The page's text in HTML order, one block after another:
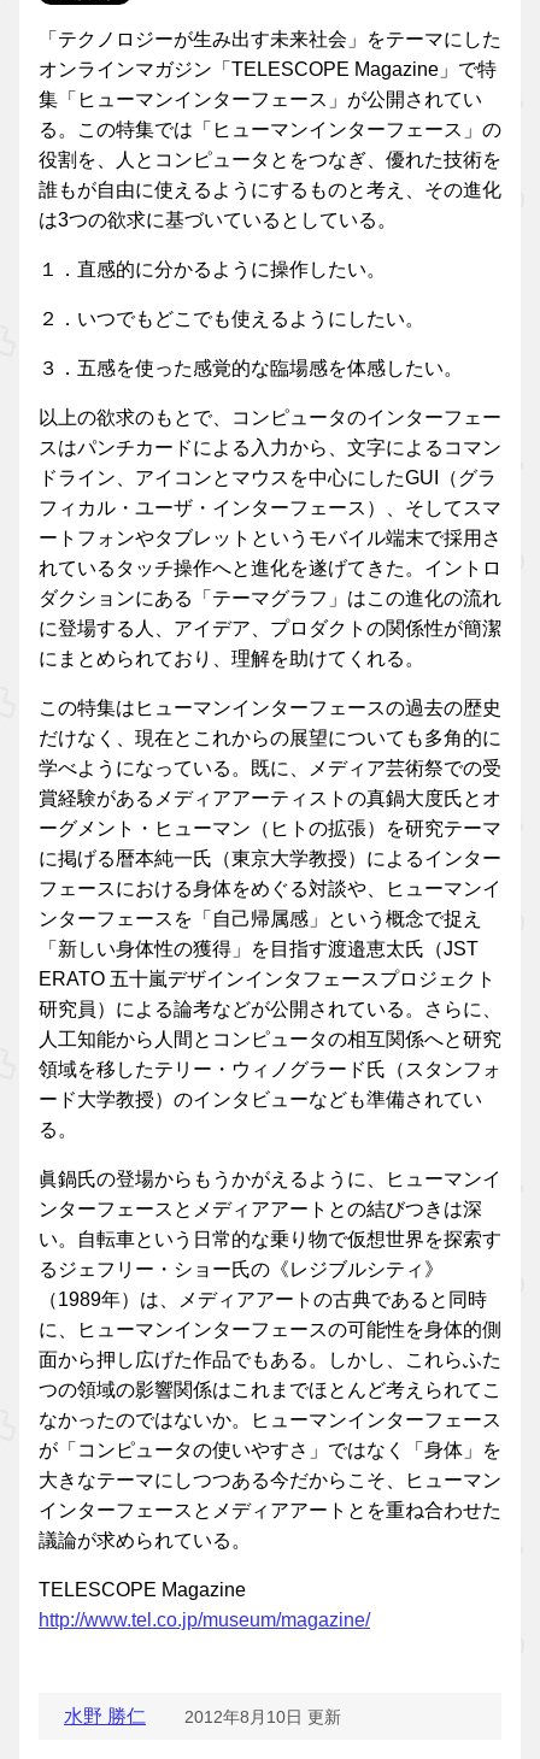
「テクノロジーが生み出す未来社会」をテーマにした
オンラインマガジン「TELESCOPE Magazine」で特
集「ヒューマンインターフェース」が公開されてい
る。この特集では「ヒューマンインターフェース」の
役割を、人とコンピュータとをつなぎ、優れた技術を
誰もが自由に使えるようにするものと考え、その進化
は3つの欲求に基づいているとしている。
１．直感的に分かるように操作したい。
２．いつでもどこでも使えるようにしたい。
３．五感を使った感覚的な臨場感を体感したい。
以上の欲求のもとで、コンピュータのインターフェー
スはパンチカードによる入力から、文字によるコマン
ドライン、アイコンとマウスを中心にしたGUI（グラ
フィカル・ユーザ・インターフェース）、そしてスマ
ートフォンやタブレットというモバイル端末で採用さ
れているタッチ操作へと進化を遂げてきた。イントロ
ダクションにある「テーマグラフ」はこの進化の流れ
に登場する人、アイデア、プロダクトの関係性が簡潔
にまとめられており、理解を助けてくれる。
この特集はヒューマンインターフェースの過去の歴史
だけなく、現在とこれからの展望についても多角的に
学べようになっている。既に、メディア芸術祭での受
賞経験があるメディアアーティストの真鍋大度氏とオ
ーグメント・ヒューマン（ヒトの拡張）を研究テーマ
に掲げる暦本純一氏（東京大学教授）によるインター
フェースにおける身体をめぐる対談や、ヒューマンイ
ンターフェースを「自己帰属感」という概念で捉え
「新しい身体性の獲得」を目指す渡邉恵太氏（JST
ERATO 五十嵐デザインインタフェースプロジェクト
研究員）による論考などが公開されている。さらに、
人工知能から人間とコンピュータの相互関係へと研究
領域を移したテリー・ウィノグラード氏（スタンフォ
ード大学教授）のインタビューなども準備されてい
る。
眞鍋氏の登場からもうかがえるように、ヒューマンイ
ンターフェースとメディアアートとの結びつきは深
い。自転車という日常的な乗り物で仮想世界を探索す
るジェフリー・ショー氏の《レジブルシティ》
（1989年）は、メディアアートの古典であると同時
に、ヒューマンインターフェースの可能性を身体的側
面から押し広げた作品でもある。しかし、これらふた
つの領域の影響関係はこれまでほとんど考えられてこ
なかったのではないか。ヒューマンインターフェース
が「コンピュータの使いやすさ」ではなく「身体」を
大きなテーマにしつつある今だからこそ、ヒューマン
インターフェースとメディアアートとを重ね合わせた
議論が求められている。
TELESCOPE Magazine
http://www.tel.co.jp/museum/magazine/
水野 勝仁 2012年8月10日 更新